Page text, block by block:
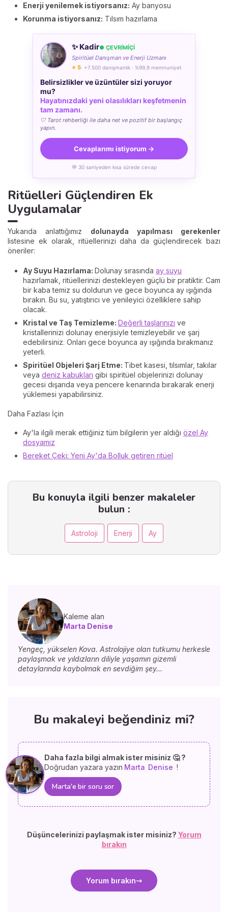
Enerji yenilemek istiyorsanız: Ay banyosu
Korunma istiyorsanız: Tılsım hazırlama
✨ Kadir● ÇEVRÍMÍÇÍ
Spiritüel Danışman ve Enerji Uzmanı
⭐ 5· +7.500 danışmanlık · %99,9 memnuniyet
Belirsizlikler ve üzüntüler sizi yoruyor
mu?
Hayatınızdaki yeni olasılıkları keşfetmenin
tam zamanı.
🤍 Tarot rehberliği ile daha net ve pozitif bir başlangıç
yapın.
Cevaplarımı istiyorum →
💬 30 saniyeden kısa sürede cevap
Ritüelleri Güçlendiren Ek
Uygulamalar
Yukarıda anlattığımız dolunayda yapılması gerekenler
listesine ek olarak, ritüellerinizi daha da güçlendirecek bazı
öneriler:
Ay Suyu Hazırlama: Dolunay sırasında ay suyu
hazırlamak, ritüellerinizi destekleyen güçlü bir pratiktir. Cam
bir kaba temiz su doldurun ve gece boyunca ay ışığında
bırakın. Bu su, yatıştırıcı ve yenileyici özelliklere sahip
olacak.
Kristal ve Taş Temizleme: Değerli taşlarınızı ve
kristallerinizi dolunay enerjisiyle temizleyebilir ve şarj
edebilirsiniz. Onları gece boyunca ay ışığında bırakmanız
yeterli.
Spiritüel Objeleri Şarj Etme: Tibet kasesi, tılsımlar, takılar
veya deniz kabukları gibi spiritüel objelerinizi dolunay
gecesi dışarıda veya pencere kenarında bırakarak enerji
yüklemesi yapabilirsiniz.
Daha Fazlası İçin
Ay'la ilgili merak ettiğiniz tüm bilgilerin yer aldığı özel Ay
dosyamız
Bereket Çeki: Yeni Ay'da Bolluk getiren ritüel
Bu konuyla ilgili benzer makaleler
bulun :
Astroloji Enerji Ay
Kaleme alan
Marta Denise
Yengeç, yükselen Kova. Astrolojiye olan tutkumu herkesle
paylaşmak ve yıldızların diliyle yaşamın gizemli
detaylarında kaybolmak en sevdiğim şey...
Bu makaleyi beğendiniz mi?
Daha fazla bilgi almak ister misiniz 🤔 ?
Doğrudan yazara yazın Marta Denise !
Marta'e bir soru sor
Düşüncelerinizi paylaşmak ister misiniz? Yorum
bırakın
Yorum bırakın